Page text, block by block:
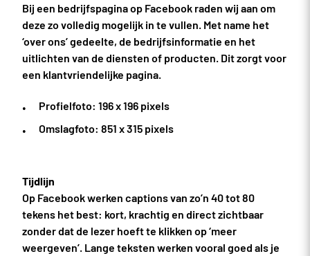
Bij een bedrijfspagina op Facebook raden wij aan om
deze zo volledig mogelijk in te vullen. Met name het
‘over ons’ gedeelte, de bedrijfsinformatie en het
uitlichten van de diensten of producten. Dit zorgt voor
een klantvriendelijke pagina.
Profielfoto: 196 x 196 pixels
Omslagfoto: 851 x 315 pixels
Tijdlijn
Op Facebook werken captions van zo’n 40 tot 80
tekens het best: kort, krachtig en direct zichtbaar
zonder dat de lezer hoeft te klikken op ‘meer
weergeven’. Lange teksten werken vooral goed als je